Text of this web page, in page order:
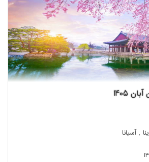
1405
, آسیانا